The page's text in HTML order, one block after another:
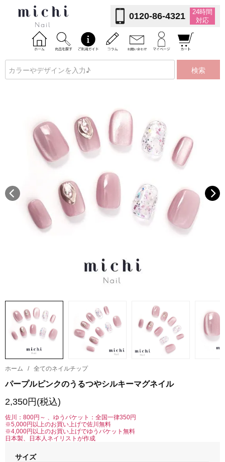
0120-86-4321
24時間
対応
検索
ホーム / 全てのネイルチップ
パープルピンクのうるつやシルキーマグネイル
2,350円(税込)
佐川：800円～ 、ゆうパケット：全国一律350円
※5,000円以上のお買い上げで佐川無料
※4,000円以上のお買い上げでゆうパケット無料
日本製、日本人ネイリストが作成
サイズ